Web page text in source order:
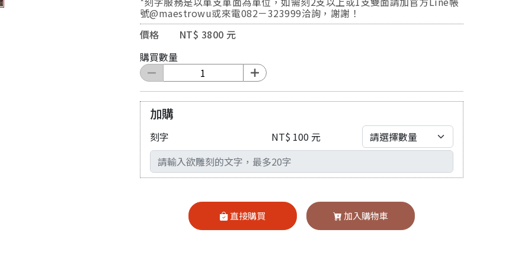
號@maestrowu或來電082－323999洽詢，謝謝！
價格 NT$ 3800 元
購買數量
加購
刻字
NT$ 100 元
輸入文字
直接購買 加入購物車